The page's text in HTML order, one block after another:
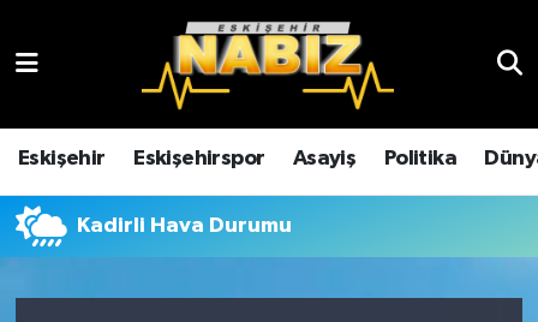
Eskişehir Eskişehirspor Asayiş Politika
Kadirli Hava Durumu
Çevre
Dünya
Eskişehir Hava Durumu
Eskişehir Trafik Yoğunluk Haritası
TFF 3.Lig 4.Grup Puan Durumu ve Fikstür